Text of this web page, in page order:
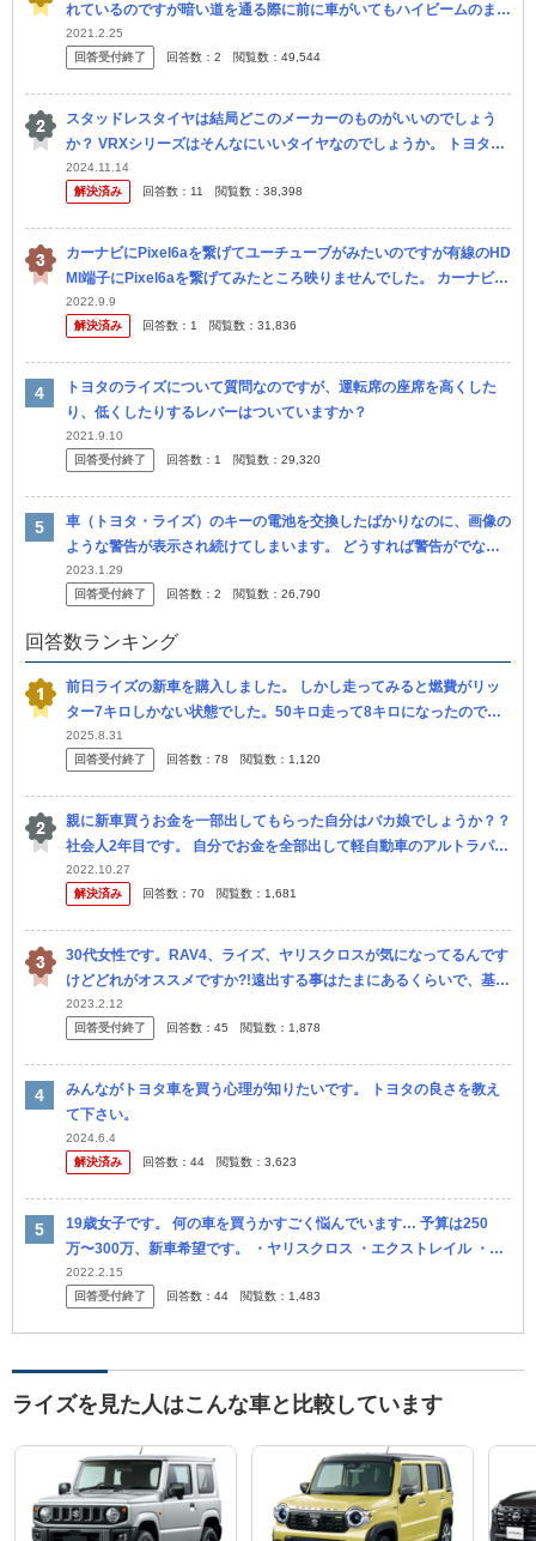
れているのですが暗い道を通る際に前に車がいてもハイビームのまま
の時が多々あります。 煽り運転と勘違いされてしまいそうで、オー
トハイビ...
2021.2.25
回答受付終了
回答数： 2 閲覧数： 49,544
スタッドレスタイヤは結局どこのメーカーのものがいいのでしょう
か？ VRXシリーズはそんなにいいタイヤなのでしょうか。 トヨタ・
ライズのスタッドレスタイヤを探しています。 自分は東北の中でも
豪...
2024.11.14
解決済み
回答数： 11 閲覧数： 38,398
カーナビにPixel6aを繋げてユーチューブがみたいのですが有線のHD
MI端子にPixel6aを繋げてみたところ映りませんでした。 カーナビで
見る方法を詳しく教えてください ちなみに使っているカ...
2022.9.9
解決済み
回答数： 1 閲覧数： 31,836
トヨタのライズについて質問なのですが、運転席の座席を高くした
り、低くしたりするレバーはついていますか？
2021.9.10
回答受付終了
回答数： 1 閲覧数： 29,320
車（トヨタ・ライズ）のキーの電池を交換したばかりなのに、画像の
ような警告が表示され続けてしまいます。 どうすれば警告がでない
ようになりますか？？ ※電池の使用期限は十分あります。 #ライズ
2023.1.29
回答受付終了
回答数： 2 閲覧数： 26,790
回答数ランキング
前日ライズの新車を購入しました。 しかし走ってみると燃費がリッ
ター7キロしかない状態でした。50キロ走って8キロになったのです
が、ディーラーさんには伸びても10くらいだと言われました。 すご
く損...
2025.8.31
回答受付終了
回答数： 78 閲覧数： 1,120
親に新車買うお金を一部出してもらった自分はバカ娘でしょうか？？
社会人2年目です。 自分でお金を全部出して軽自動車のアルトラパン
の新車を買うつもりでしたが父親が「お願いだから軽自動車はやめて
くれ...
2022.10.27
解決済み
回答数： 70 閲覧数： 1,681
30代女性です。RAV4、ライズ、ヤリスクロスが気になってるんです
けどどれがオススメですか?!遠出する事はたまにあるくらいで、基本
は通勤や街乗りで使います。
2023.2.12
回答受付終了
回答数： 45 閲覧数： 1,878
みんながトヨタ車を買う心理が知りたいです。 トヨタの良さを教え
て下さい。
2024.6.4
解決済み
回答数： 44 閲覧数： 3,623
19歳女子です。 何の車を買うかすごく悩んでいます… 予算は250
万〜300万、新車希望です。 ・ヤリスクロス ・エクストレイル ・ハ
リアー ・ライズ ・ヴェゼル ・C-HR ・CX-5 ...
2022.2.15
回答受付終了
回答数： 44 閲覧数： 1,483
ライズを見た人はこんな車と比較しています